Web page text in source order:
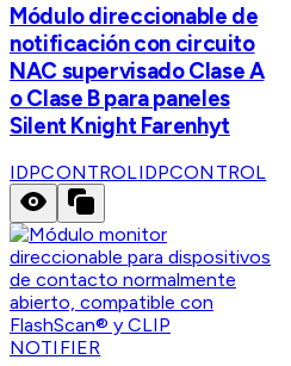
Módulo direccionable de
notificación con circuito
NAC supervisado Clase A
o Clase B para paneles
Silent Knight Farenhyt
IDPCONTROLIDPCONTROL
NOTIFIER